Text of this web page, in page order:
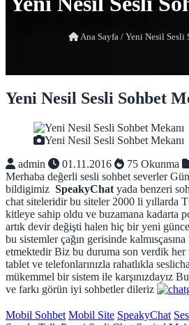
Ana Sayfa /Yeni Nesil Sesli
Yeni Nesil Sesli Sohbet
Yeni Nesil Sesli Sohbet Mekanı
admin
01.11.2016 75 Okunma
Merhaba değerli sesli sohbet severler
bildigimiz SpeakyChat yada benzeri
chat siteleridir bu siteler 2000 li yıllarda
kitleye sahip oldu ve buzamana kadarta
artık devir değişti halen hiç bir yeni
bu sistemler çağın gerisinde
etmektedir Biz bu duruma son verdik her
tablet ve telefonlarınızla rahatlıkla
mükemmel bir sistem ile karşınızdayız
ve farkı görün iyi sohbetler dileriz
Mobil Sohbet Mobil Site SpeakyChat